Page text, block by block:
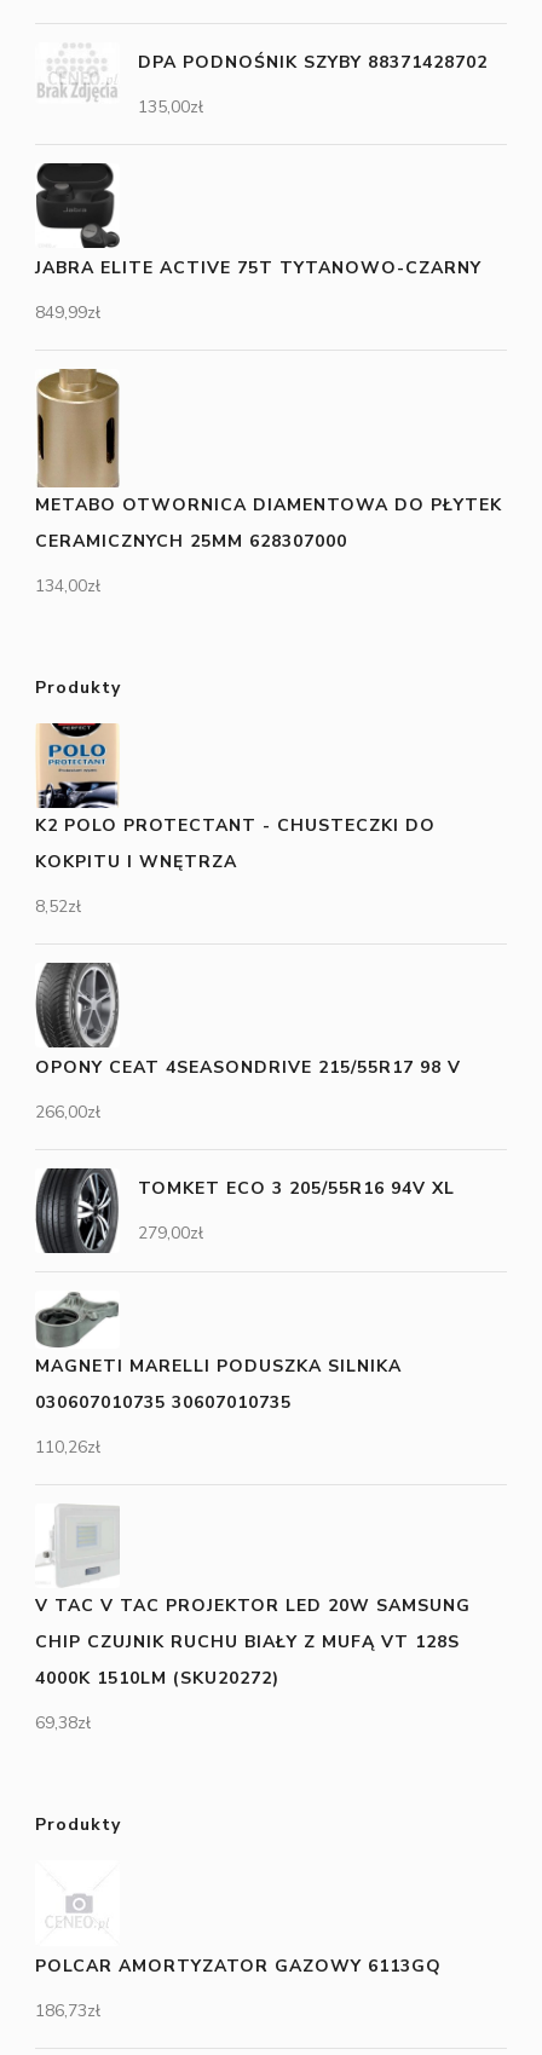
DPA PODNOŚNIK SZYBY 88371428702
135,00zł
JABRA ELITE ACTIVE 75T TYTANOWO-CZARNY
849,99zł
METABO OTWORNICA DIAMENTOWA DO PŁYTEK
CERAMICZNYCH 25MM 628307000
134,00zł
Produkty
K2 POLO PROTECTANT - CHUSTECZKI DO
KOKPITU I WNĘTRZA
8,52zł
OPONY CEAT 4SEASONDRIVE 215/55R17 98 V
266,00zł
TOMKET ECO 3 205/55R16 94V XL
279,00zł
MAGNETI MARELLI PODUSZKA SILNIKA
030607010735 30607010735
110,26zł
V TAC V TAC PROJEKTOR LED 20W SAMSUNG
CHIP CZUJNIK RUCHU BIAŁY Z MUFĄ VT 128S
4000K 1510LM (SKU20272)
69,38zł
Produkty
POLCAR AMORTYZATOR GAZOWY 6113GQ
186,73zł